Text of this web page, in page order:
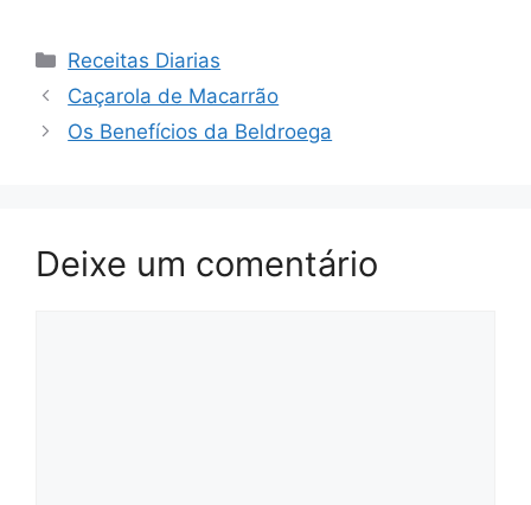
Categorias
Receitas Diarias
Caçarola de Macarrão
Os Benefícios da Beldroega
Deixe um comentário